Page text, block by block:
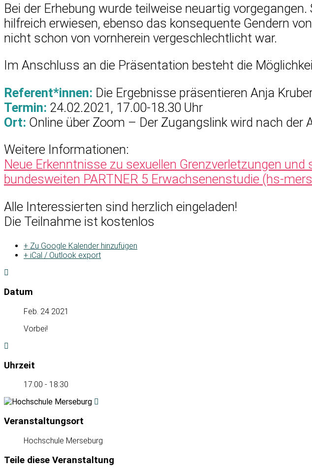
Bei der Erhebung wurde teilweise neuartig
hilfreich erwiesen, ebenso das konsequente Gendern
nicht schon von vornherein vergeschlechtlicht war.
Im Anschluss an die Präsentation besteht die
Referent*innen: Die Ergebnisse präsentieren Anja
Termin: 24.02.2021, 17.00-18.30 Uhr
Ort: Online über Zoom – Der Zugangslink wird nach der
Weitere Informationen:
Neue Erkenntnisse zu sexuellen Grenzverletzungen
bundesweiten PARTNER 5 Erwachsenenstudie (hs-
Alle Interessierten sind herzlich eingeladen!
Die Teilnahme ist kostenlos
+ Zu Google Kalender hinzufügen
+ iCal / Outlook export
Datum
Feb. 24 2021
Vorbei!
Uhrzeit
17:00 - 18:30
Veranstaltungsort
Hochschule Merseburg
Teile diese Veranstaltung